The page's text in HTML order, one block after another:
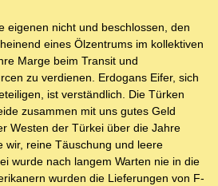
eigenen nicht und beschlossen, den
eines Ölzentrums im kollektiven
Marge beim Transit und
zu verdienen. Erdogans Eifer, sich
ist verständlich. Die Türken
zusammen mit uns gutes Geld
Westen der Türkei über die Jahre
wir, reine Täuschung und leere
wurde nach langem Warten nie in die
wurden die Lieferungen von F-